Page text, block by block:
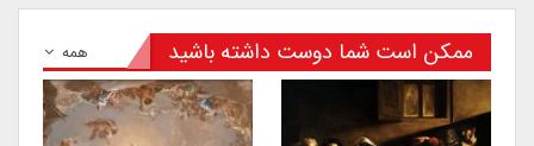
همه ممکن است شما دوست داشته باشید